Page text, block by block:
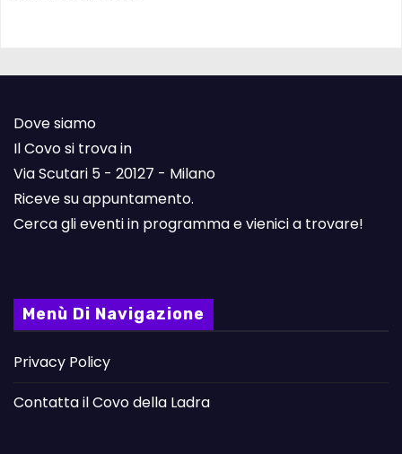
Dove siamo
Il Covo si trova in
Via Scutari 5 - 20127 - Milano
Riceve su appuntamento.
Cerca gli eventi in programma e vienici a trovare!
Menù Di Navigazione
Privacy Policy
Contatta il Covo della Ladra